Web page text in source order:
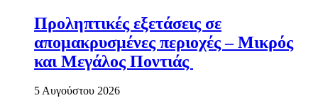
Προληπτικές εξετάσεις σε
απομακρυσμένες περιοχές – Μικρός
και Μεγάλος Ποντιάς
5 Αυγούστου 2026